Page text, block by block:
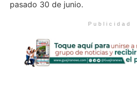
pasado 30 de junio.
Publicidad